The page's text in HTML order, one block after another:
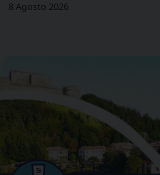
Skip8 Agosto 2026